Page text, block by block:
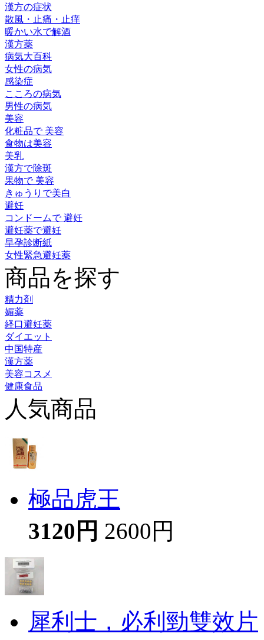
漢方の症状
散風・止痛・止痒
暖かい水で解酒
漢方薬
病気大百科
女性の病気
感染症
こころの病気
男性の病気
美容
化粧品で 美容
食物は美容
美乳
漢方で除斑
果物で 美容
きゅうりで美白
避妊
コンドームで 避妊
避妊薬で避妊
早孕診断紙
女性緊急避妊薬
商品を探す
精力剤
媚薬
経口避妊薬
ダイエット
中国特産
漢方薬
美容コスメ
健康食品
人気商品
極品虎王
3120円 2600円
犀利士，必利勁雙效片